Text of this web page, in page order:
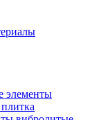
элементы